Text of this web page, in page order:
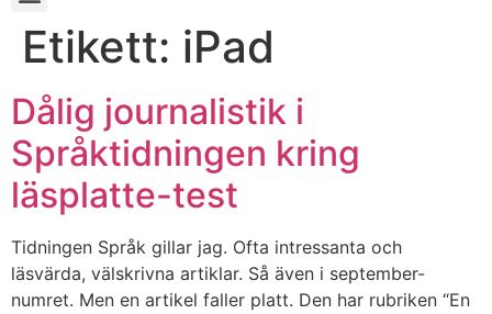
Etikett: iPad
Dålig journalistik i
Språktidningen kring
läsplatte-test
Tidningen Språk gillar jag. Ofta intressanta och
läsvärda, välskrivna artiklar. Så även i september-
numret. Men en artikel faller platt. Den har rubriken “En